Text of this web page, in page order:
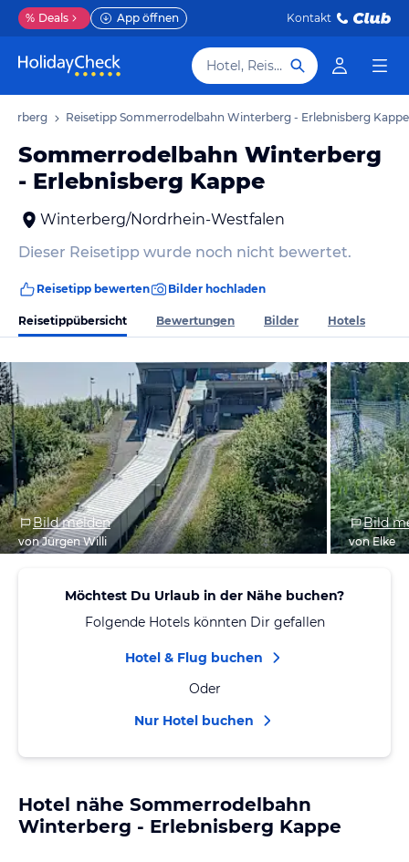
% Deals App öffnen Kontakt
Hotel, Reiseziel
Reisetipp Sommerrodelbahn Winterberg - Erlebnisberg Kappe
Sommerrodelbahn Winterberg
- Erlebnisberg Kappe
Winterberg/Nordrhein-Westfalen
Dieser Reisetipp wurde noch nicht bewertet.
Reisetipp bewerten Bilder hochladen
Reisetippübersicht Bewertungen Bilder Hotels
Bild melden
von Jürgen Willi
Bild
von Elke
Möchtest Du Urlaub in der Nähe buchen?
Folgende Hotels könnten Dir gefallen
Hotel & Flug buchen
Oder
Nur Hotel buchen
Hotel nähe Sommerrodelbahn
Winterberg - Erlebnisberg Kappe